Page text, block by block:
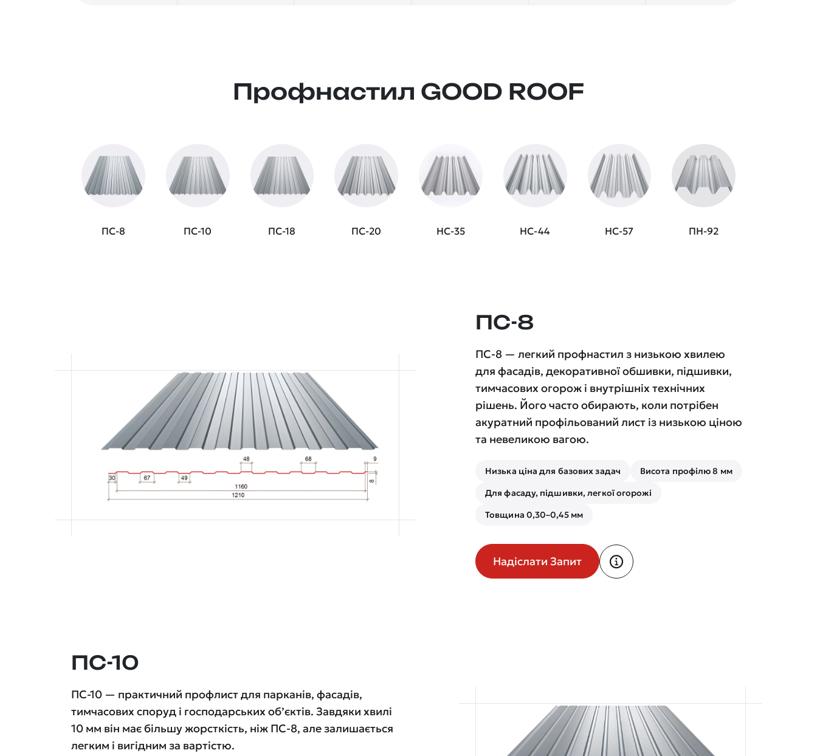
Профнастил GOOD ROOF
ПС-8 ПС-10 ПС-18 ПС-20 НС-35 НС-44 НС-57 ПН-92
ПС-8
ПС-8 — легкий профнастил з низькою хвилею
для фасадів, декоративної обшивки, підшивки,
тимчасових огорож і внутрішніх технічних
рішень. Його часто обирають, коли потрібен
акуратний профільований лист із низькою ціною
та невеликою вагою.
Низька ціна для базових задач
Висота профілю 8 мм
Для фасаду, підшивки, легкої огорожі
Товщина 0,30–0,45 мм
Надіслати Запит
ПС-10
ПС-10 — практичний профлист для парканів, фасадів,
тимчасових споруд і господарських об’єктів. Завдяки хвилі
10 мм він має більшу жорсткість, ніж ПС-8, але залишається
легким і вигідним за вартістю.